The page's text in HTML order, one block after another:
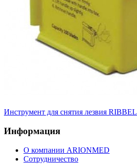
Инструмент для снятия лезвия RIBBEL
Информация
О компании ARIONMED
Сотрудничество